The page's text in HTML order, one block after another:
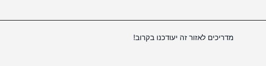
מדריכים לאזור זה יעודכנו בקרוב!